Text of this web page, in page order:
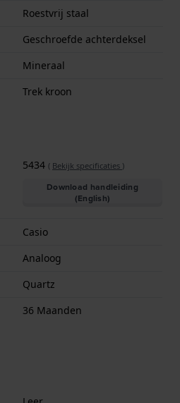
Roestvrij staal
Geschroefde achterdeksel
Mineraal
Trek kroon
5434 ( Bekijk specificaties )
Download handleiding
(English)
Casio
Analoog
Quartz
36 Maanden